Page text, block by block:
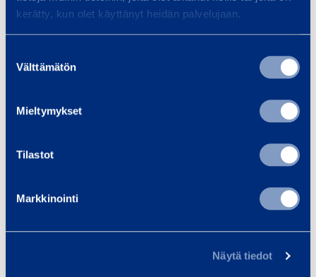
kerätty, kun olet käyttänyt heidän palvelujaan.
valinta
Välttämätön
Mieltymykset
Tilastot
Markkinointi
Näytä tiedot
r
a
n
Bending and Back
Former 12 mm R45
Services